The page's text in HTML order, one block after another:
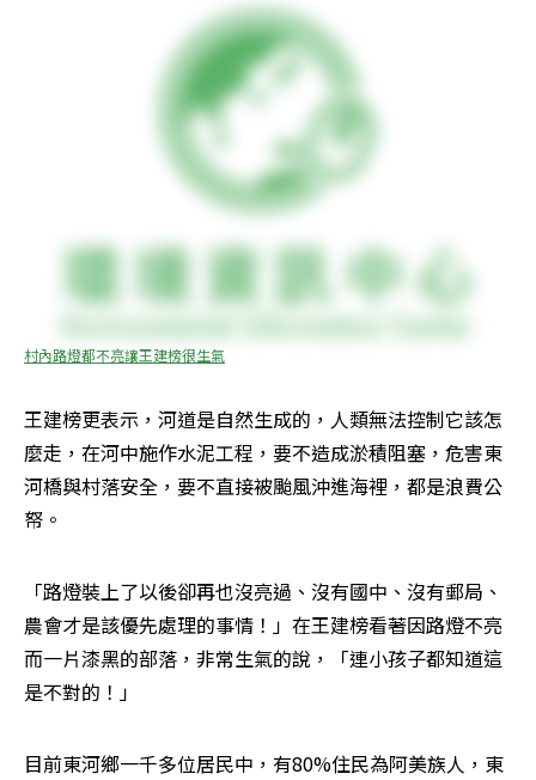
村內路燈都不亮讓王建榜很生氣
王建榜更表示，河道是自然生成的，人類無法控制它該怎
麼走，在河中施作水泥工程，要不造成淤積阻塞，危害東
河橋與村落安全，要不直接被颱風沖進海裡，都是浪費公
帑。
「路燈裝上了以後卻再也沒亮過、沒有國中、沒有郵局、
農會才是該優先處理的事情！」在王建榜看著因路燈不亮
而一片漆黑的部落，非常生氣的說，「連小孩子都知道這
是不對的！」
目前東河鄉一千多位居民中，有80%住民為阿美族人，東